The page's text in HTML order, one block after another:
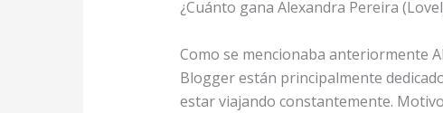
¿Cuánto gana Alexandra Pereira
Como se mencionaba anteriormente
Blogger están principalmente
estar viajando constantemente.